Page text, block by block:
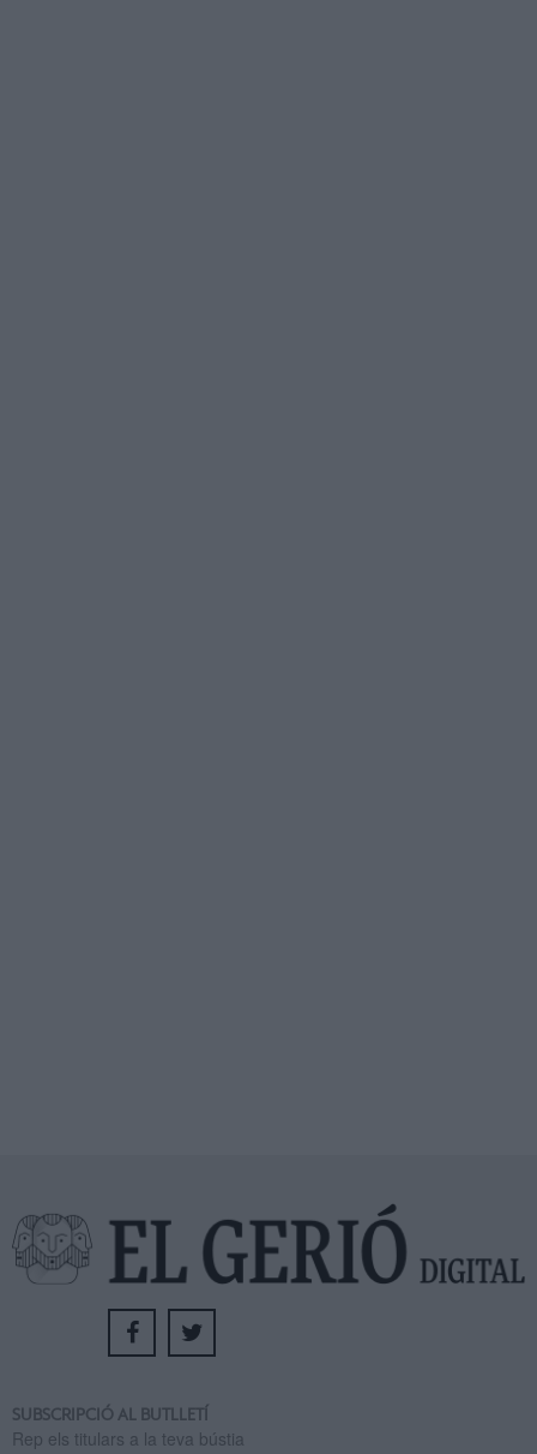
SUBSCRIPCIÓ AL BUTLLETÍ
Rep els titulars a la teva bústia